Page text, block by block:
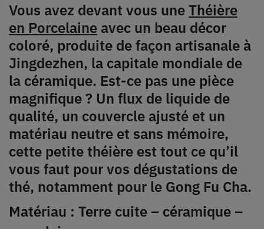
Vous avez devant vous uneThéière
en Porcelaine avec un beau décor
coloré, produite de façon artisanale à
Jingdezhen, la capitale mondiale de
la céramique. Est-ce pas une pièce
magnifique ? Un flux de liquide de
qualité, un couvercle ajusté et un
matériau neutre et sans mémoire,
cette petite théière est tout ce qu’il
vous faut pour vos dégustations de
thé, notamment pour le Gong Fu Cha.
Matériau : Terre cuite – céramique –